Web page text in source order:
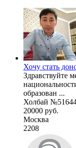
Хочу стать
Здравствуйте
образован ...
Холбай
20000 руб.
Москва
2208